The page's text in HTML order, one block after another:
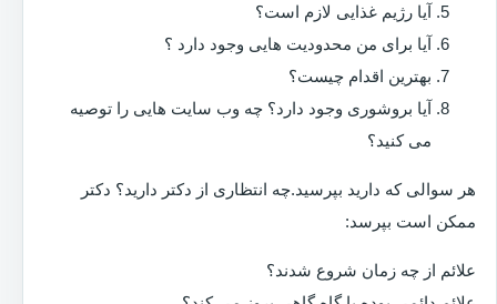
آیا رژیم غذایی لازم است؟
آیا برای من محدودیت هایی وجود دارد ؟
بهترین اقدام چیست؟
آیا بروشوری وجود دارد؟ چه وب سایت هایی را توصیه
می کنید؟
هر سوالی که دارید بپرسید.چه انتظاری از دکتر دارید؟ دکتر
ممکن است بپرسد:
علائم از چه زمان شروع شدند؟